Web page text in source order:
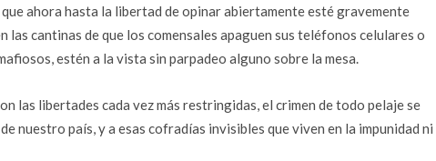
ahora hasta la libertad de opinar abiertamente esté gravemente
las cantinas de que los comensales apaguen sus teléfonos celulares o
estén a la vista sin parpadeo alguno sobre la mesa.
las libertades cada vez más restringidas, el crimen de todo pelaje se
nuestro país, y a esas cofradías invisibles que viven en la impunidad ni